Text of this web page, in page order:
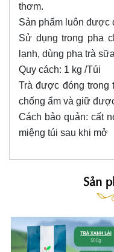
thơm.
Sản phẩm luôn được
Sử dụng trong pha
lạnh, dùng pha trà
Quy cách: 1 kg /Túi
Trà được đóng trong
chống ẩm và giữ
Cách bảo quản: cất
miệng túi sau khi mở
Sản